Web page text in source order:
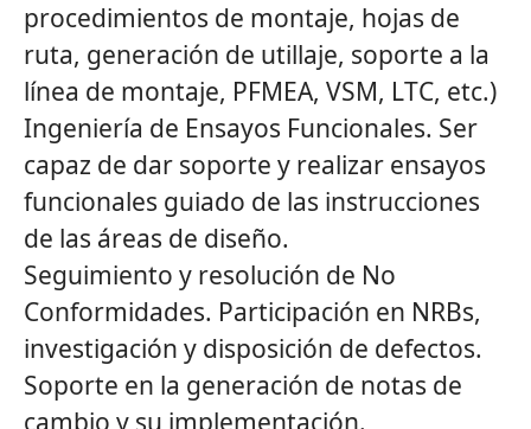
procedimientos de montaje, hojas de
ruta, generación de utillaje, soporte a la
línea de montaje, PFMEA, VSM, LTC, etc.)
Ingeniería de Ensayos Funcionales. Ser
capaz de dar soporte y realizar ensayos
funcionales guiado de las instrucciones
de las áreas de diseño.
Seguimiento y resolución de No
Conformidades. Participación en NRBs,
investigación y disposición de defectos.
Soporte en la generación de notas de
cambio y su implementación.